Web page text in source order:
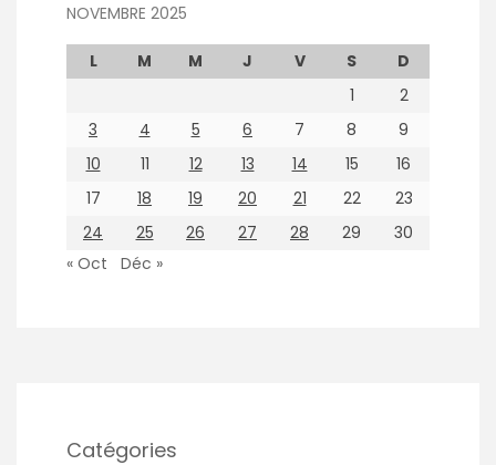
NOVEMBRE 2025
L M M J V S
D
1
2
3
4 5 6 7 8
9
10
11 12 13 14 15
16
17
18 19 20 21 22
23
24
25 26 27 28 29
30
« Oct
Déc »
Catégories